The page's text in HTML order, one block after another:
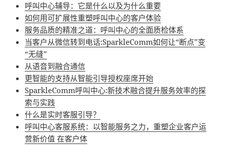
呼叫中心辅导：它是什么以及为什么重要
如何用可扩展性重塑呼叫中心的客户体验
服务品质的精准之道：呼叫中心的全面质检体系
当客户从微信转到电话:SparkleComm如何让“断点”变
“无缝”
从语音到融合通信
更智能的支持从智能引导授权座席开始
SparkleComm呼叫中心:新技术融合提升服务效率的探
索与实践
什么是实时客服引导？
呼叫中心客服系统：以智能服务之力，重塑企业客户运
营新价值 在客户体